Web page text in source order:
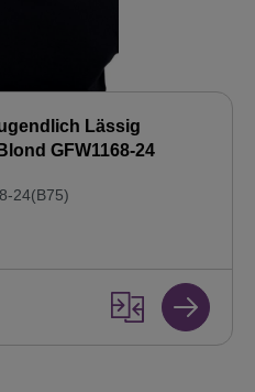
Lässig
GFW1168-24
24(B75)